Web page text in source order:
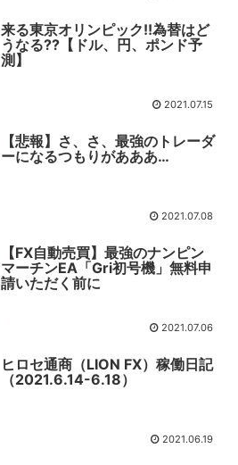
来る東京オリンピック!!為替はど
うなる??【ドル、円、ポンド予
測】
2021.07.15
【悲報】さ、さ、最強のトレーダ
ーになるつもりがあああ…
2021.07.08
【FX自動売買】最強のナンピン
マーチンEA「Gri初号機」無料申
請いただく前に
2021.07.06
ヒロセ通商（LION FX）稼働日記
（2021.6.14-6.18）
2021.06.19